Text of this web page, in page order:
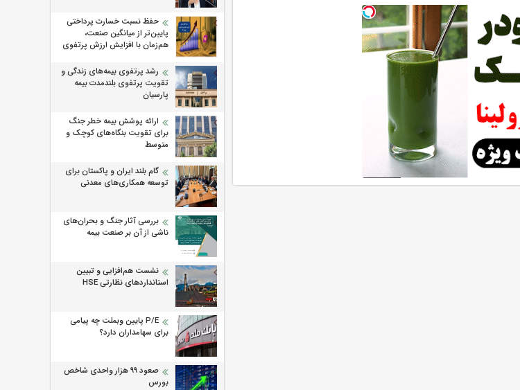
حفظ نسبت خسارت پرداختی
پایین‌تر از میانگین صنعت،
هم‌زمان با افزایش ارزش پرتفوی
رشد پرتفوی بیمه‌های زندگی و
تقویت پرتفوی بلندمدت بیمه
پارسیان
ارائه پوشش بیمه خطر جنگ
برای تقویت بنگاه‌های کوچک و
متوسط
گام بلند ایران و پاکستان برای
توسعه همکاری‌های معدنی
بررسی آثار جنگ و بحران‌های
ناشی از آن بر صنعت بیمه
نشست هم‌افزایی و تبیین
استانداردهای نظارتی HSE
P/E پایین وبملت چه پیامی
برای سهامداران دارد؟
صعود ۹۹ هزار واحدی شاخص
بورس